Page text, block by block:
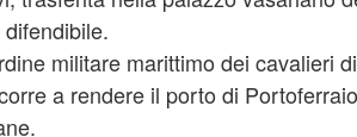
militare marittimo dei cavalieri
a rendere il porto di